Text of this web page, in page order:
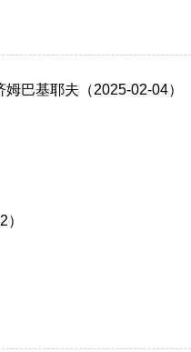
巴基耶夫（2025-02-04）